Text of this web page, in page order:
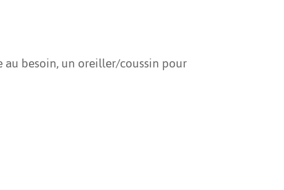
au besoin, un oreiller/coussin pour